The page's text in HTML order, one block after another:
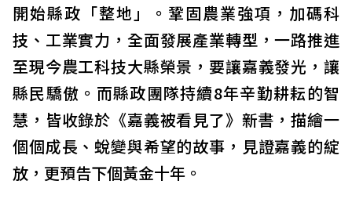
開始縣政「整地」。鞏固農業強項，加碼科
技、工業實力，全面發展產業轉型，一路推進
至現今農工科技大縣榮景，要讓嘉義發光，讓
縣民驕傲。而縣政團隊持續8年辛勤耕耘的智
慧，皆收錄於《嘉義被看見了》新書，描繪一
個個成長、蛻變與希望的故事，見證嘉義的綻
放，更預告下個黃金十年。